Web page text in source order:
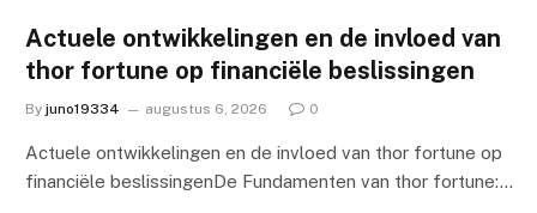
Actuele ontwikkelingen en de invloed van
thor fortune op financiële beslissingen
By juno19334 augustus 6, 2026 0
Actuele ontwikkelingen en de invloed van thor fortune op
financiële beslissingenDe Fundamenten van thor fortune:…